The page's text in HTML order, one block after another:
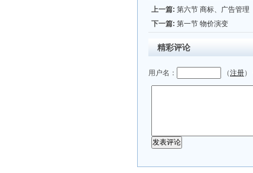
上一篇: 第六节 商标、广告管理
下一篇: 第一节 物价演变
精彩评论
用户名： （注册）